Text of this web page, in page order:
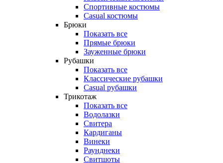
Спортивные костюмы
Casual костюмы
Брюки
Показать все
Прямые брюки
Зауженные брюки
Рубашки
Показать все
Классические рубашки
Casual рубашки
Трикотаж
Показать все
Водолазки
Свитера
Кардиганы
Винеки
Раунднеки
Свитшоты